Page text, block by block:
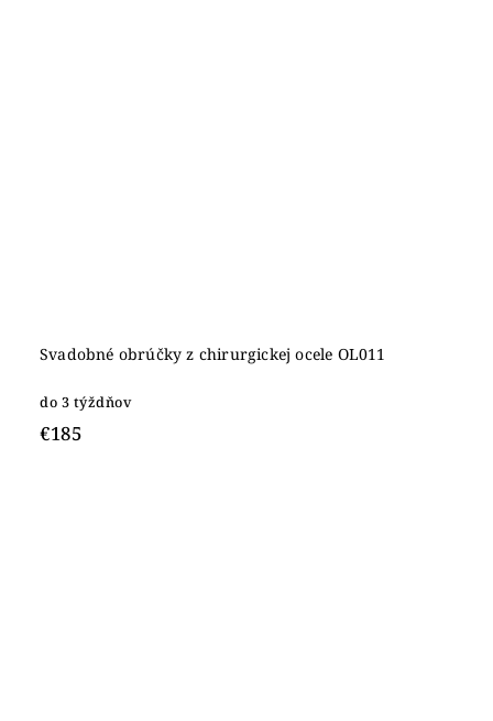
Svadobné obrúčky z chirurgickej ocele OL011
do 3 týždňov
€185